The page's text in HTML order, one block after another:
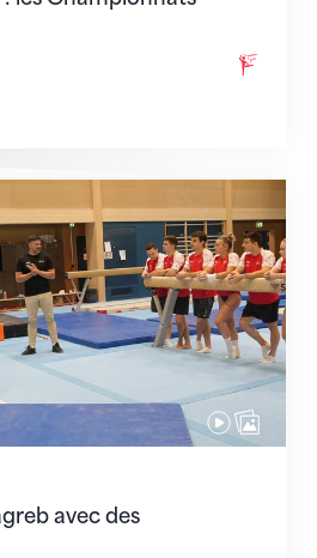
avec des
avec des objectifs clairs